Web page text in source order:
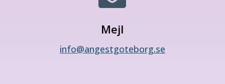
Mejl
info@angestgoteborg.se